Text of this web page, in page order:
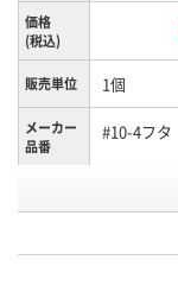
価格
(税込)
販売単位 1個
メーカー
品番
#10-4フタ
号